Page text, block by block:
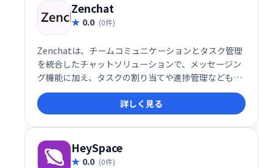
Zenchat
0.0 (0件)
Zenchatは、チームコミュニケーションとタスク管理
を統合したチャットソリューションで、メッセージン
グ機能に加え、タスクの割り当てや進捗管理なども一
元化します。
詳しく見る
HeySpace
0.0 (0件)